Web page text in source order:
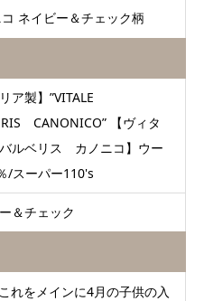
コ ネイビー＆チェック柄
リア製】”VITALE
CANONICO” 【ヴィタ
ルベリス カノニコ】ウー
/スーパー110's
＆チェック
れをメインに4月の子供の入